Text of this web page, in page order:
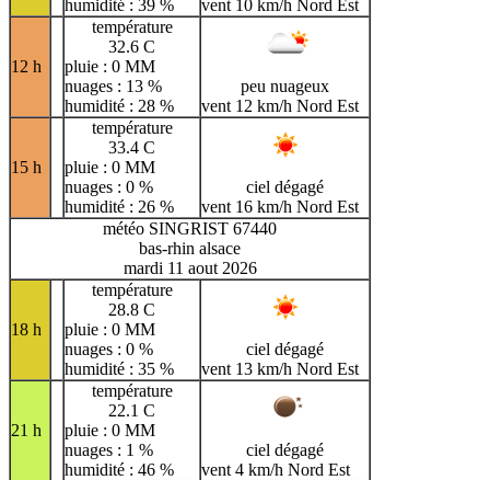
humidité : 39 %
vent 10 km/h Nord Est
12 h
température
32.6 C
pluie : 0 MM
nuages : 13 %
humidité : 28 %
peu nuageux
vent 12 km/h Nord Est
15 h
température
33.4 C
pluie : 0 MM
nuages : 0 %
humidité : 26 %
ciel dégagé
vent 16 km/h Nord Est
météo SINGRIST 67440
bas-rhin alsace
mardi 11 aout 2026
18 h
température
28.8 C
pluie : 0 MM
nuages : 0 %
humidité : 35 %
ciel dégagé
vent 13 km/h Nord Est
21 h
température
22.1 C
pluie : 0 MM
nuages : 1 %
humidité : 46 %
ciel dégagé
vent 4 km/h Nord Est